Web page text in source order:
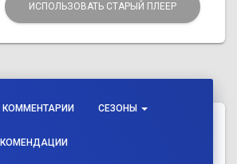
ИСПОЛЬЗОВАТЬ СТАРЫЙ ПЛЕЕР
КОММЕНТАРИИ СЕЗОНЫ